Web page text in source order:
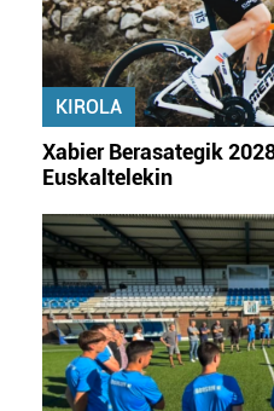
KIROLA
Xabier Berasategik
Euskaltelekin